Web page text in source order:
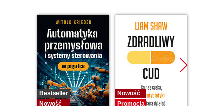
Bestseller
Nowość
Nowość
Promocja